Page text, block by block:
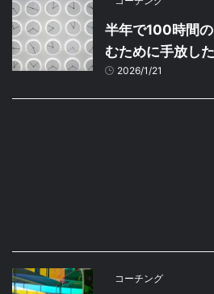
半年で100時間
むために手放し
2026/1/21
コーチング